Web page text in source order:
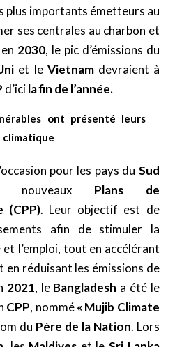
plus importants émetteurs au
ses centrales au charbon et
2030, le pic d’émissions du
et le Vietnamdevraient à
d’icila fin de l’année.
ont présenté leurs
climatique
pour les pays du Sud
nouveaux Plans de
(CPP). Leur objectif est de
afin de stimuler la
l’emploi, tout en accélérant
en réduisant les émissions de
2021, le Bangladesh a été le
CPP, nommé« Mujib Climate
du Père de la Nation. Lors